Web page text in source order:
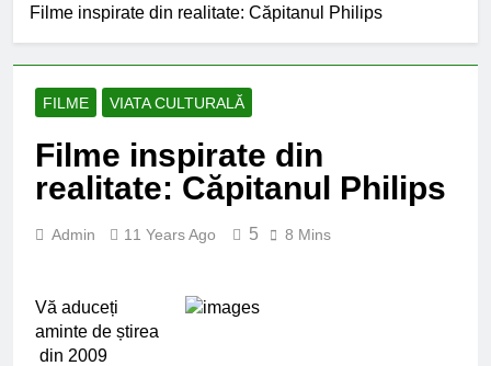
Filme inspirate din realitate: Căpitanul Philips
FILME VIATA CULTURALĂ
Filme inspirate din
realitate: Căpitanul Philips
Admin 11 Years Ago 5 8 Mins
Vă aduceți
aminte de știrea
din 2009